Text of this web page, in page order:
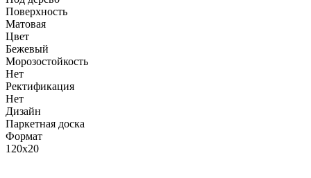
Поверхность
Матовая
Цвет
Бежевый
Морозостойкость
Нет
Ректификация
Нет
Дизайн
Паркетная доска
Формат
120x20